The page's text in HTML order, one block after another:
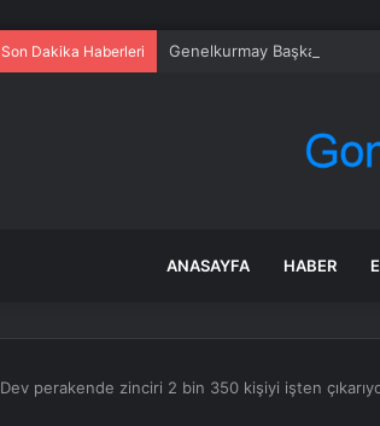
Son Dakika Haberleri Genelkurmay Başkanı
ANASAYFA HABER
Dev perakende zinciri 2 bin 350 kişiyi işten